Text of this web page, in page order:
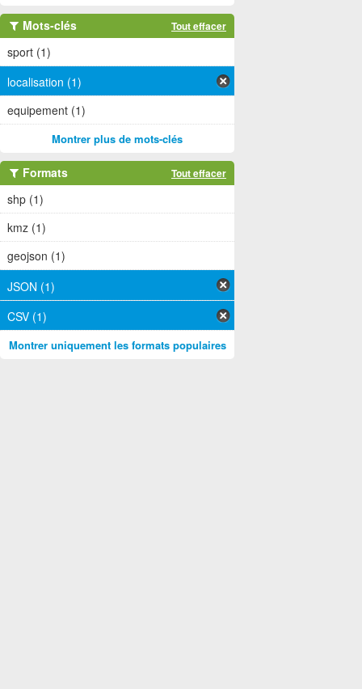
Mots-clés Tout effacer
sport (1)
localisation (1)
equipement (1)
Montrer plus de mots-clés
Formats Tout effacer
shp (1)
kmz (1)
geojson (1)
JSON (1)
CSV (1)
Montrer uniquement les formats populaires